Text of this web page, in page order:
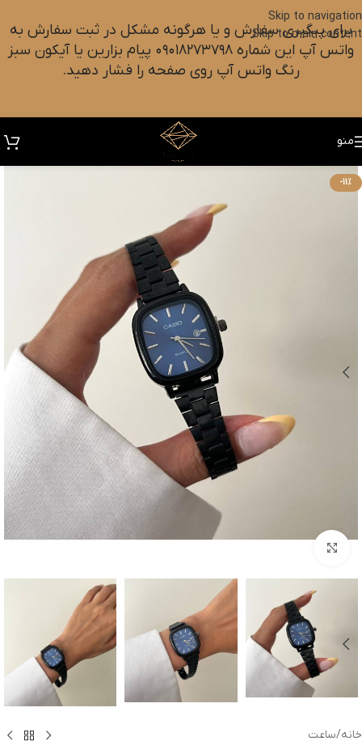
Skip to navigation
Skip to main content
برای پیگیری سفارش و یا هرگونه مشکل در ثبت سفارش به
واتس آپ این شماره ۰۹۰۱۸۲۷۳۷۹۸ پیام بزارین یا آیکون سبز
رنگ واتس آپ روی صفحه را فشار دهید.
منو
-11%
خانه/ساعت